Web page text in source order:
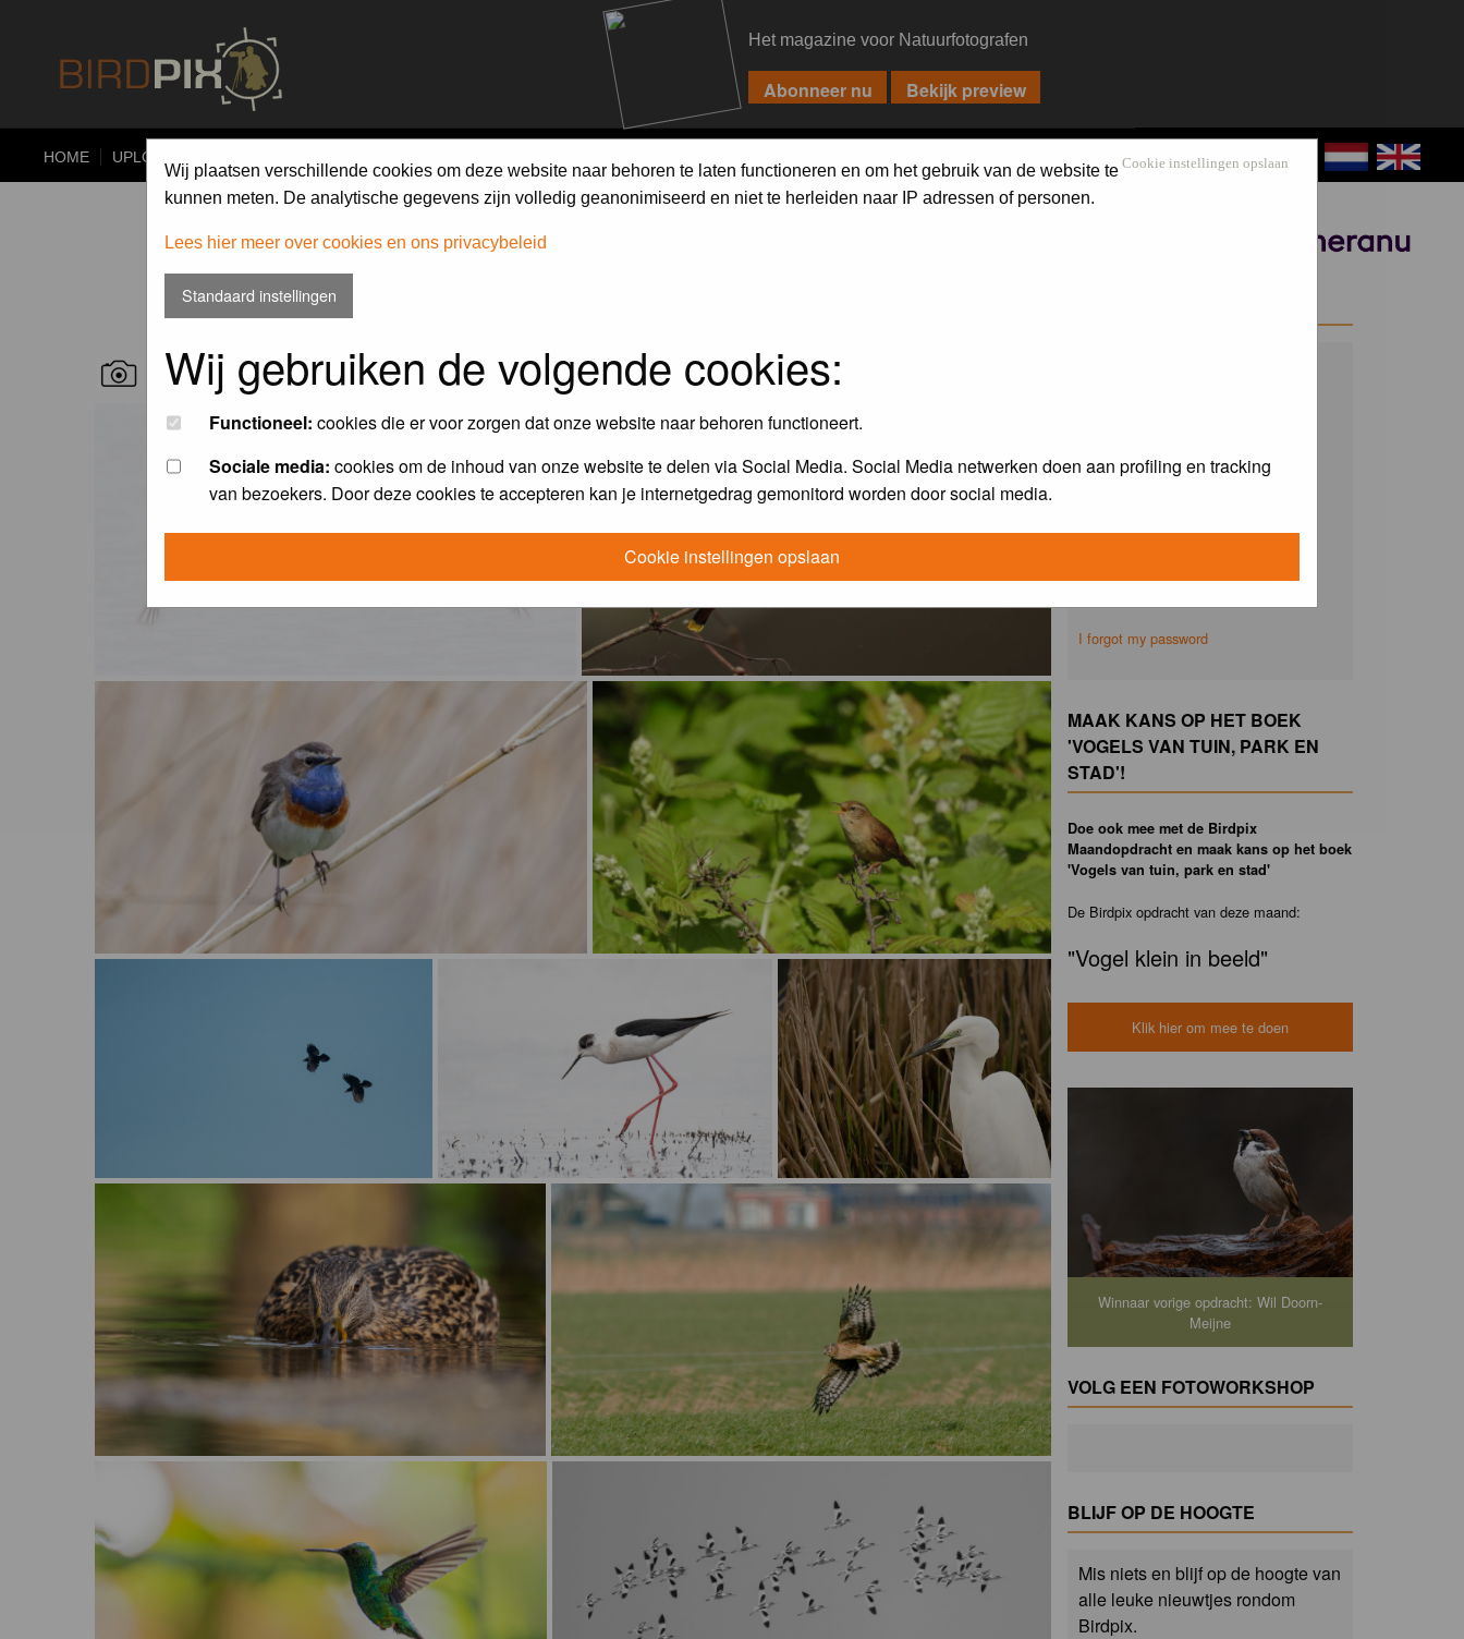
Het magazine voor Natuurfotografen
HOME UPLOAD Cookie instellingen opslaan
Wij plaatsen verschillende cookies om deze website naar behoren te laten functioneren en om het gebruik van de website te
kunnen meten. De analytische gegevens zijn volledig geanonimiseerd en niet te herleiden naar IP adressen of personen.
Lees hier meer over cookies en ons privacybeleid
Standaard instellingen
Wij gebruiken de volgende cookies:
Functioneel: cookies die er voor zorgen dat onze website naar behoren functioneert.
Sociale media: cookies om de inhoud van onze website te delen via Social Media. Social Media netwerken doen aan profiling en tracking
van bezoekers. Door deze cookies te accepteren kan je internetgedrag gemonitord worden door social media.
Cookie instellingen opslaan
RECENT BIRD PICS
I forgot my password
MAAK KANS OP HET BOEK
'VOGELS VAN TUIN, PARK EN
STAD'!
Doe ook mee met de Birdpix
Maandopdracht en maak kans op het boek
'Vogels van tuin, park en stad'
De Birdpix opdracht van deze maand:
"Vogel klein in beeld"
Klik hier om mee te doen
Winnaar vorige opdracht: Wil Doorn-
Meijne
VOLG EEN FOTOWORKSHOP
BLIJF OP DE HOOGTE
Mis niets en blijf op de hoogte van
alle leuke nieuwtjes rondom
Birdpix.